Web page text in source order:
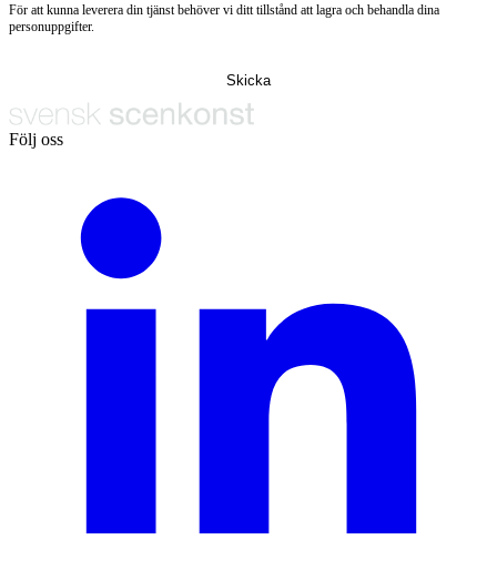
För att kunna leverera din tjänst behöver vi ditt tillstånd att lagra och behandla dina
personuppgifter.
Följ oss